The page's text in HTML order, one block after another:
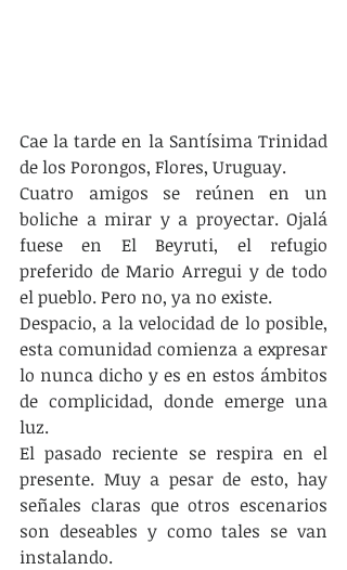
Cae la tarde en la Santísima Trinidad
de los Porongos, Flores, Uruguay.
Cuatro amigos se reúnen en un
boliche a mirar y a proyectar. Ojalá
fuese en El Beyruti, el refugio
preferido de Mario Arregui y de todo
el pueblo. Pero no, ya no existe.
Despacio, a la velocidad de lo posible,
esta comunidad comienza a expresar
lo nunca dicho y es en estos ámbitos
de complicidad, donde emerge una
luz.
El pasado reciente se respira en el
presente. Muy a pesar de esto, hay
señales claras que otros escenarios
son deseables y como tales se van
instalando.